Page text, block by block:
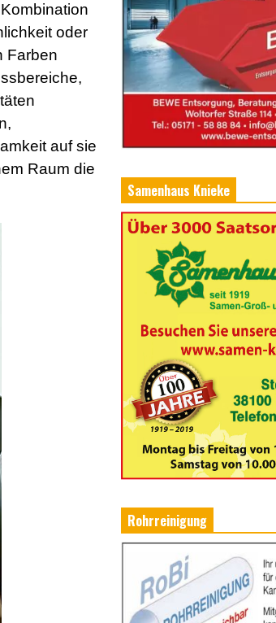
oder
Farben
auf sie
Raum die
Samenhaus Knieke
Rohrreinigung